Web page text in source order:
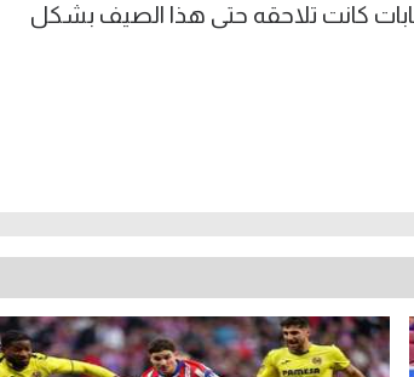
فإن الإصابات كانت تلاحقه حتى هذا الصيف بشكل